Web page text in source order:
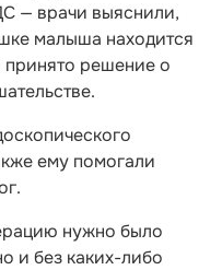
— врачи выяснили,
малыша находится
принято решение о
ему помогали
нужно было
и без каких-либо